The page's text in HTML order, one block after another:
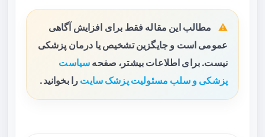
مطالب این مقاله فقط برای افزایش آگاهی
عمومی است و جایگزین تشخیص یا درمان پزشکی
نیست. برای اطلاعات بیشتر، صفحه سیاست
پزشکی و سلب مسئولیت پزشک سایت را بخوانید.